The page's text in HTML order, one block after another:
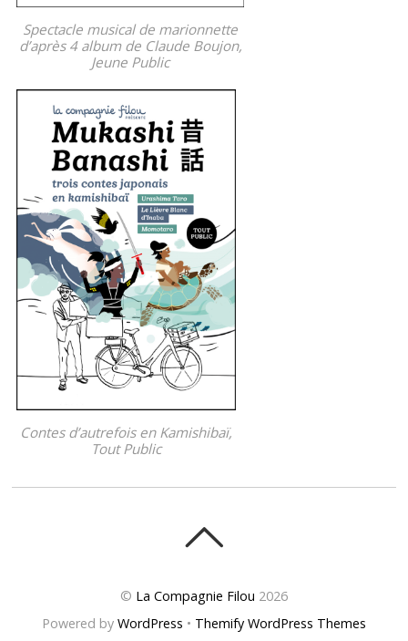
Spectacle musical de marionnette
d’après 4 album de Claude Boujon,
Jeune Public
Contes d’autrefois en Kamishibaï,
Tout Public
© La Compagnie Filou 2026
Powered by WordPress • Themify WordPress Themes